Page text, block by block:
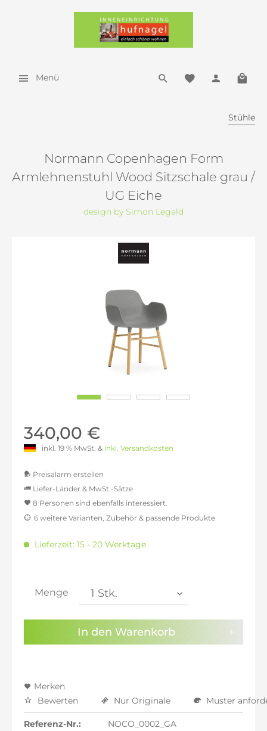
Menü
Stühle
Normann Copenhagen Form
Armlehnenstuhl Wood Sitzschale grau /
UG Eiche
design by Simon Legald
340,00 €
inkl. 19 % MwSt. & inkl. Versandkosten
Preisalarm erstellen
Sie haben dieDatenschutzbestimmungen
Kenntnis genommen.
Liefer-Länder & MwSt.-Sätze
inkl. 16% MwSt.: 331,43 €
inkl. 21% MwSt.: 345,71 €
8 Personen sind ebenfalls interessiert.
6 weitere Varianten, Zubehör & passende Produkte
Lieferzeit: 15 - 20 Werktage
Menge
In den Warenkorb
Merken
Bewerten
Nur Originale Muster
Referenz-Nr.:
NOCO_0002_GA